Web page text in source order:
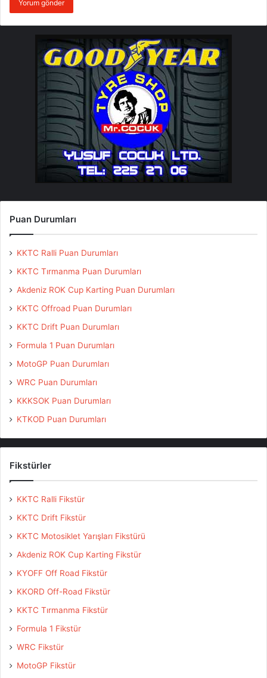
Puan Durumları
KKTC Ralli Puan Durumları
KKTC Tırmanma Puan Durumları
Akdeniz ROK Cup Karting Puan Durumları
KKTC Offroad Puan Durumları
KKTC Drift Puan Durumları
Formula 1 Puan Durumları
MotoGP Puan Durumları
WRC Puan Durumları
KKKSOK Puan Durumları
KTKOD Puan Durumları
Fikstürler
KKTC Ralli Fikstür
KKTC Drift Fikstür
KKTC Motosiklet Yarışları Fikstürü
Akdeniz ROK Cup Karting Fikstür
KYOFF Off Road Fikstür
KKORD Off-Road Fikstür
KKTC Tırmanma Fikstür
Formula 1 Fikstür
WRC Fikstür
MotoGP Fikstür